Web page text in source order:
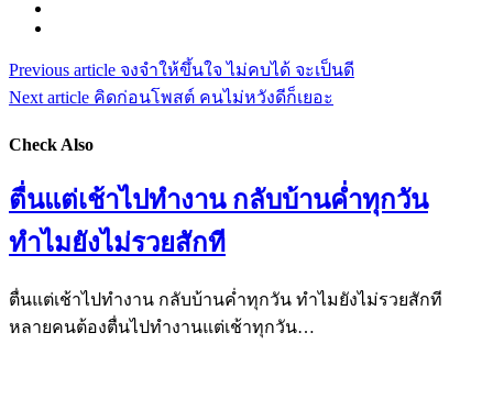
Previous article จงจำให้ขึ้นใจ ไม่คบได้ จะเป็นดี
Next article คิดก่อนโพสต์ คนไม่หวังดีก็เยอะ
Check Also
ตื่นแต่เช้าไปทำงาน กลับบ้านค่ำทุกวัน
ทำไมยังไม่รวยสักที
ตื่นแต่เช้าไปทำงาน กลับบ้านค่ำทุกวัน ทำไมยังไม่รวยสักที
หลายคนต้องตื่นไปทำงานแต่เช้าทุกวัน…